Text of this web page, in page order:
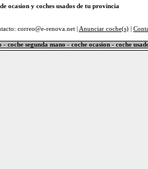
ocasion y coches usados de tu provincia
correo@e-renova.net | Anunciar coche(s)|
coche segunda mano - coche ocasion - coche